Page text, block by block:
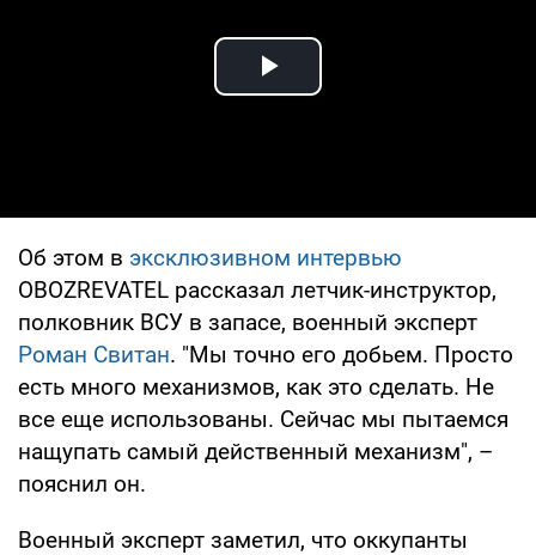
Play Video
Об этом в эксклюзивном интервью
OBOZREVATEL рассказал летчик-инструктор,
полковник ВСУ в запасе, военный эксперт
Роман Свитан. "Мы точно его добьем. Просто
есть много механизмов, как это сделать. Не
все еще использованы. Сейчас мы пытаемся
нащупать самый действенный механизм", –
пояснил он.
Военный эксперт заметил, что оккупанты